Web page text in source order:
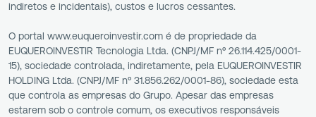
indiretos e incidentais), custos e lucros cessantes.
O portal www.euqueroinvestir.com é de propriedade da
EUQUEROINVESTIR Tecnologia Ltda. (CNPJ/MF nº 26.114.425/0001-
15), sociedade controlada, indiretamente, pela EUQUEROINVESTIR
HOLDING Ltda. (CNPJ/MF nº 31.856.262/0001-86), sociedade esta
que controla as empresas do Grupo. Apesar das empresas
estarem sob o controle comum, os executivos responsáveis